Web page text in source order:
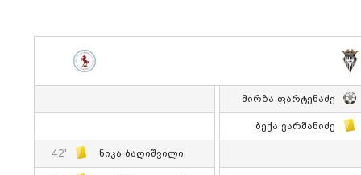
Მირზა Ფარტენაძე
Ბექა Ვარშანიძე
42' Ნიკა Ბაღიშვილი